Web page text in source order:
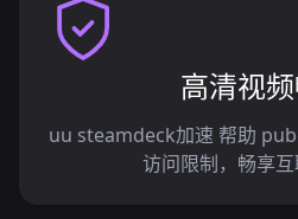
高清视
uu steamdeck加速 帮助
访问限制，畅享互